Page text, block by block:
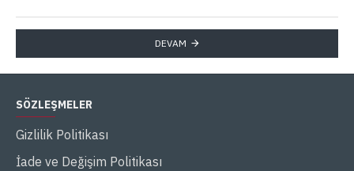
DEVAM
SÖZLEŞMELER
Gizlilik Politikası
İade ve Değişim Politikası